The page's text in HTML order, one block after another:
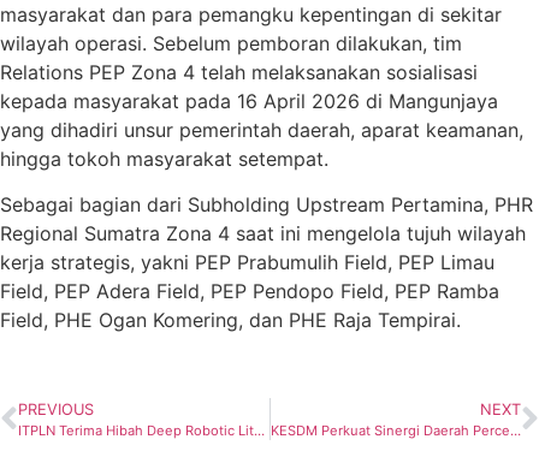
masyarakat dan para pemangku kepentingan di sekitar
wilayah operasi. Sebelum pemboran dilakukan, tim
Relations PEP Zona 4 telah melaksanakan sosialisasi
kepada masyarakat pada 16 April 2026 di Mangunjaya
yang dihadiri unsur pemerintah daerah, aparat keamanan,
hingga tokoh masyarakat setempat.
Sebagai bagian dari Subholding Upstream Pertamina, PHR
Regional Sumatra Zona 4 saat ini mengelola tujuh wilayah
kerja strategis, yakni PEP Prabumulih Field, PEP Limau
Field, PEP Adera Field, PEP Pendopo Field, PEP Ramba
Field, PHE Ogan Komering, dan PHE Raja Tempirai.
PREVIOUS
ITPLN Terima Hibah Deep Robotic Lite 3 Venture, Perkokoh Kampus Teknologi Energi
NEXT
KESDM Perkuat Sinergi Daerah Percepat Program Listrik Desa 2026